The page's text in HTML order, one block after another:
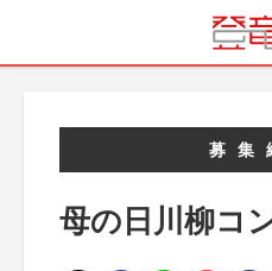
募集
母の日川柳コ